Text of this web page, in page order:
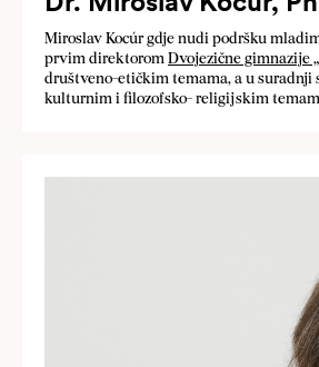
Miroslav Kocúr gdje nudi podršku
prvim direktorom Dvojezične gimnazije
društveno-etičkim temama, a u suradnji
kulturnim i filozofsko- religijskim